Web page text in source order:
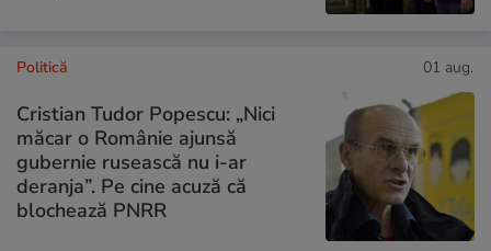
Politică 01 aug.
Cristian Tudor Popescu: „Nici
măcar o Românie ajunsă
gubernie rusească nu i-ar
deranja”. Pe cine acuză că
blochează PNRR